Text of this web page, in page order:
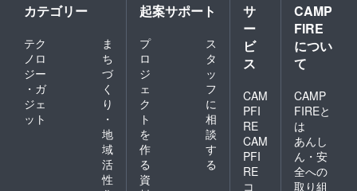
カテゴリー
テク
ノロ
ジー
・ガ
ジェ
ット
ま
ち
づ
く
り
・
地
域
活
性
起案サポート
プ
ロ
ジ
ェ
ク
ト
を
作
る
ス
タ
ッ
フ
に
相
談
す
る
資
サ
ー
ビ
ス
CAM
PFI
RE
CAM
PFI
RE
コ
CAMP
FIRE
につい
て
CAMP
FIREと
は
あんし
ん・安
全への
取り組